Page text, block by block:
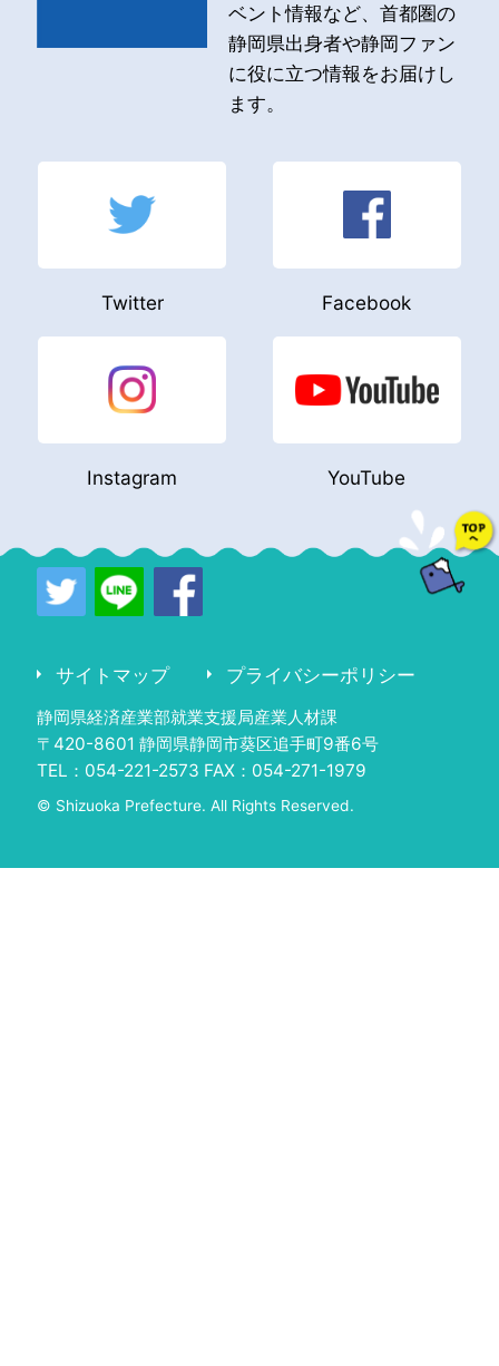
ベント情報など、首都圏の
静岡県出身者や静岡ファン
に役に立つ情報をお届けし
ます。
Twitter Facebook
Instagram YouTube
サイトマップ プライバシーポリシー
静岡県経済産業部就業支援局産業人材課
〒420-8601 静岡県静岡市葵区追手町9番6号
TEL：054-221-2573 FAX：054-271-1979
© Shizuoka Prefecture. All Rights Reserved.